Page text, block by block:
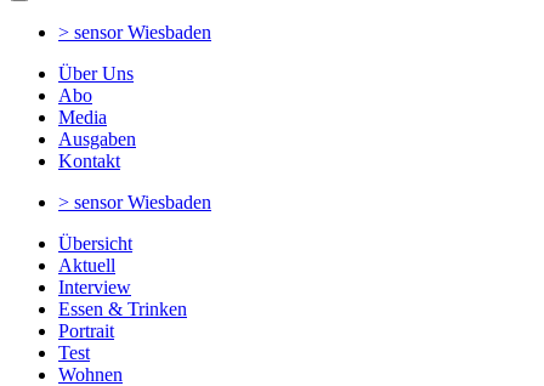
> sensorWiesbaden
Über Uns
Abo
Media
Ausgaben
Kontakt
> sensorWiesbaden
Übersicht
Aktuell
Interview
Essen & Trinken
Portrait
Test
Wohnen